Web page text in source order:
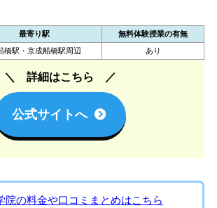
最寄り駅
無料体験授業の有無
橋駅・京成船橋駅周辺 あり
詳細はこちら
公式サイトへ
院の料金や口コミまとめはこちら